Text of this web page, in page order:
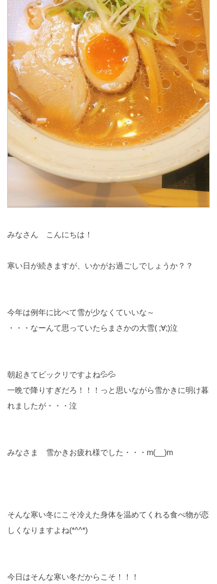
みなさん こんにちは！
寒い日が続きますが、いかがお過ごしでしょうか？？
今年は例年に比べて雪が少なくていいな～
・・・なーんて思っていたらまさかの大雪( ;∀;)泣
朝起きてビックリですよね💦💦
一晩で降りすぎだろ！！！っと思いながら雪かきに明け暮
れましたが・・・泣
みなさま 雪かきお疲れ様でした・・・m(__)m
そんな寒い冬にこそ冷えた身体を温めてくれる食べ物が恋
しくなりますよね(*^^*)
今日はそんな寒い冬だからこそ！！！